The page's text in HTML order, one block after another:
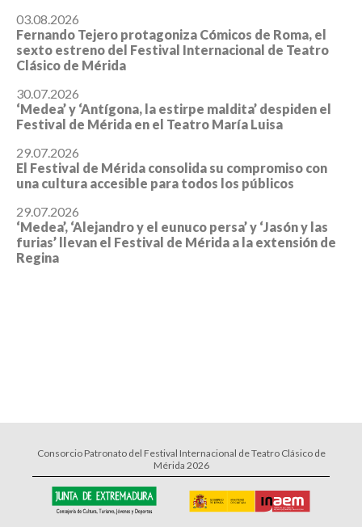
03.08.2026
Fernando Tejero protagoniza Cómicos de Roma, el
sexto estreno del Festival Internacional de Teatro
Clásico de Mérida
30.07.2026
‘Medea’ y ‘Antígona, la estirpe maldita’ despiden el
Festival de Mérida en el Teatro María Luisa
29.07.2026
El Festival de Mérida consolida su compromiso con
una cultura accesible para todos los públicos
29.07.2026
‘Medea’, ‘Alejandro y el eunuco persa’ y ‘Jasón y las
furias’ llevan el Festival de Mérida a la extensión de
Regina
Consorcio Patronato del Festival Internacional de Teatro Clásico de
Mérida 2026